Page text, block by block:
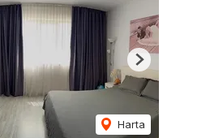
Harta
Next